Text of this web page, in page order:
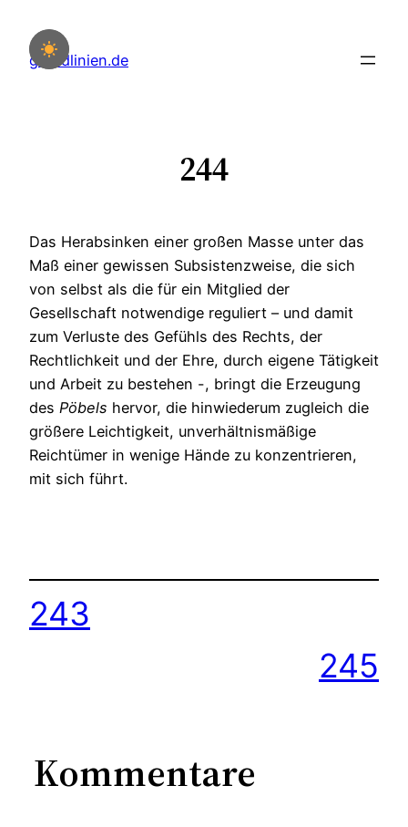
Inhalt
springen
grundlinien.de
244
Das Herabsinken einer großen Masse unter das
Maß einer gewissen Subsistenzweise, die sich
von selbst als die für ein Mitglied der
Gesellschaft notwendige reguliert – und damit
zum Verluste des Gefühls des Rechts, der
Rechtlichkeit und der Ehre, durch eigene Tätigkeit
und Arbeit zu bestehen -, bringt die Erzeugung
des Pöbels hervor, die hinwiederum zugleich die
größere Leichtigkeit, unverhältnismäßige
Reichtümer in wenige Hände zu konzentrieren,
mit sich führt.
243
245
Kommentare